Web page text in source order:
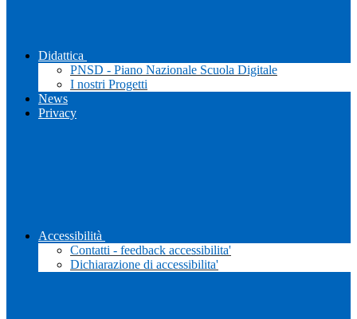
Didattica
PNSD - Piano Nazionale Scuola Digitale
I nostri Progetti
News
Privacy
Accessibilità
Contatti - feedback accessibilita'
Dichiarazione di accessibilita'